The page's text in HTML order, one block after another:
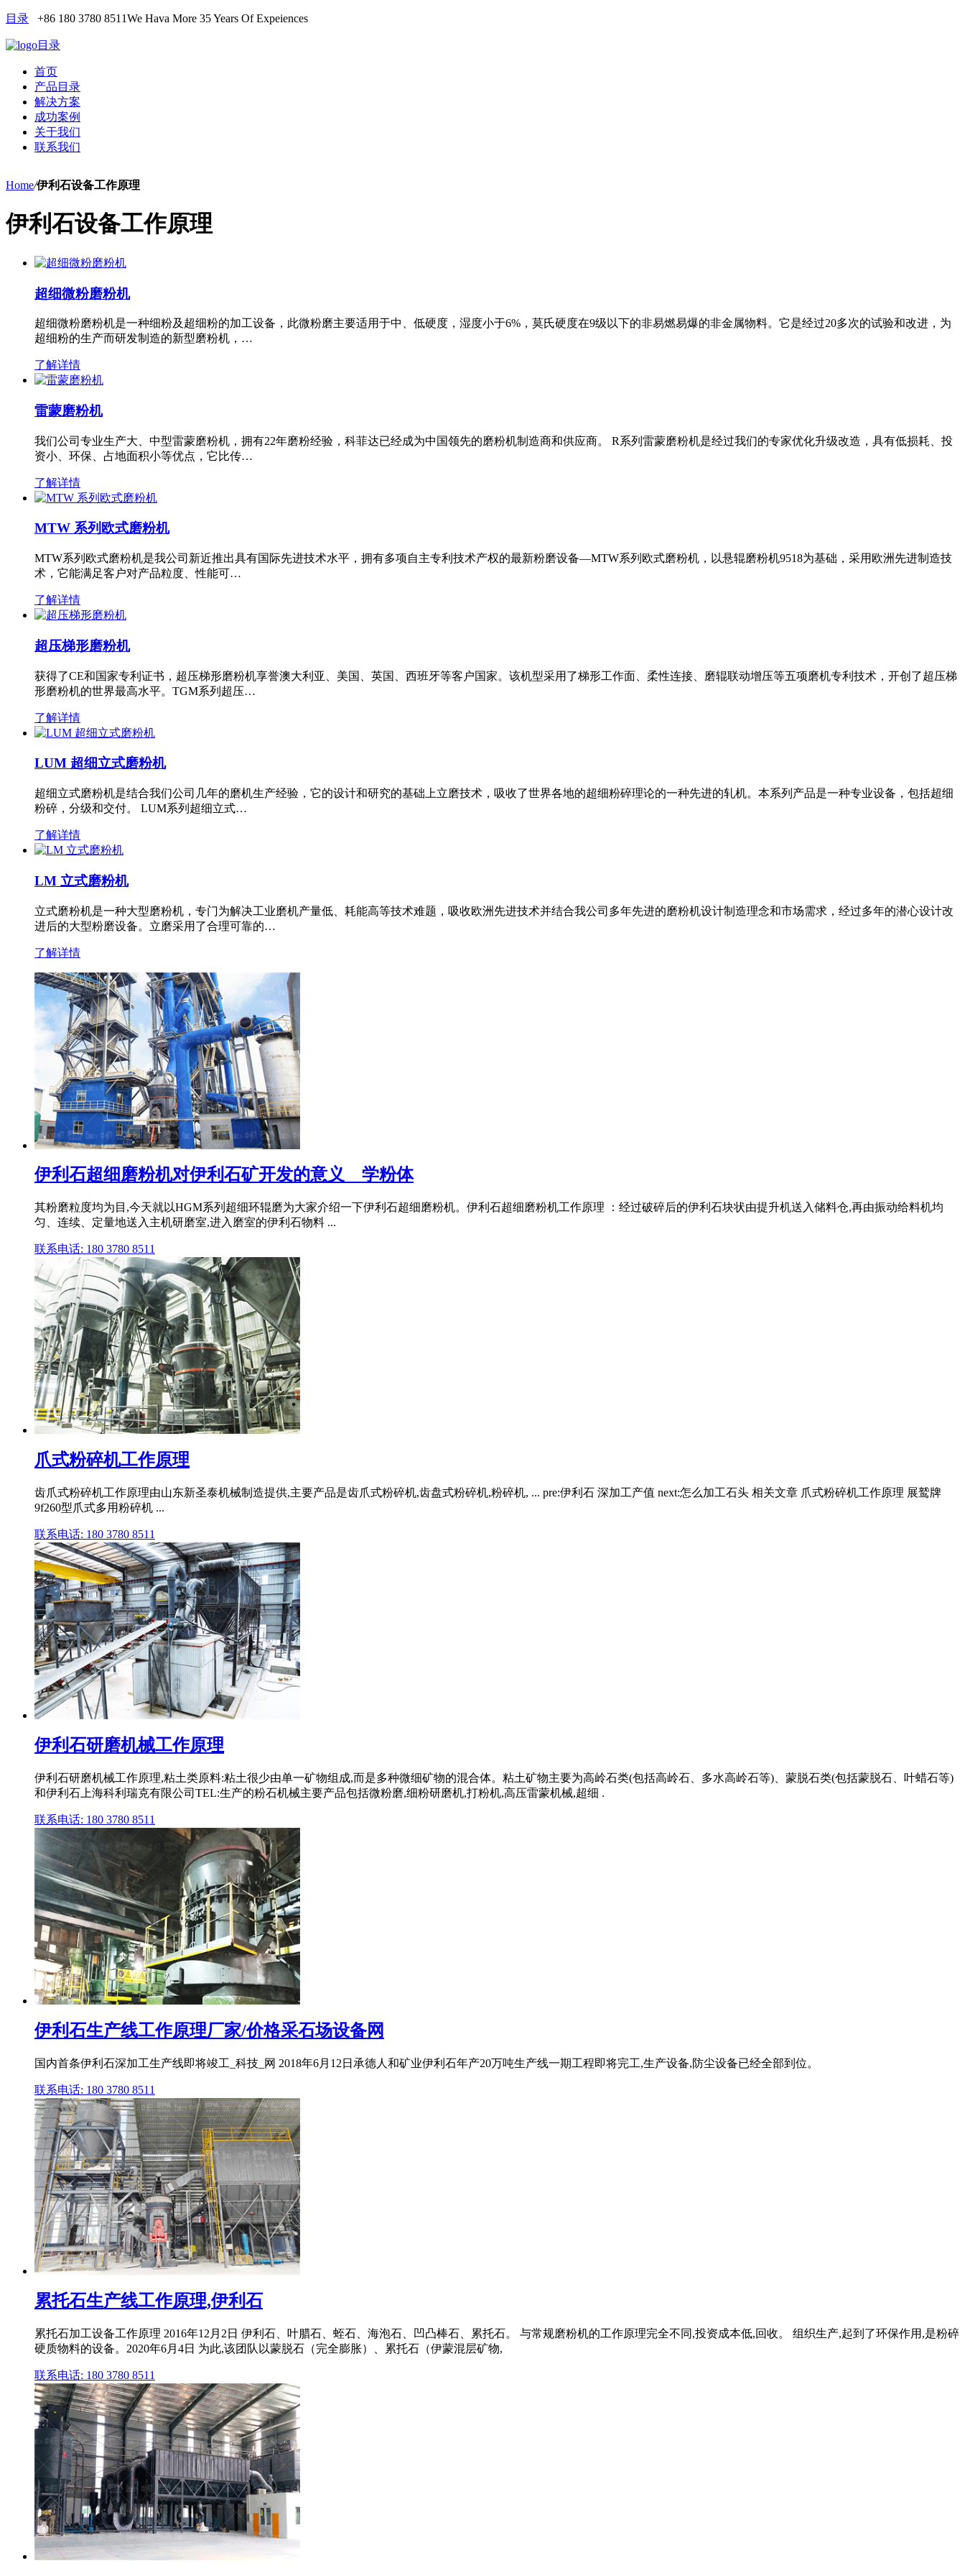
目录 +86 180 3780 8511We Hava More 35 Years Of Expeiences
目录
首页
产品目录
解决方案
成功案例
关于我们
联系我们
Home/伊利石设备工作原理
伊利石设备工作原理
超细微粉磨粉机
超细微粉磨粉机是一种细粉及超细粉的加工设备，此微粉磨主要适用于中、低硬度，湿度小于6%，莫氏硬度在9级以下的非易燃易爆的非金属物料。它是经过20多次的试验和改进，为
超细粉的生产而研发制造的新型磨粉机，…
了解详情
雷蒙磨粉机
我们公司专业生产大、中型雷蒙磨粉机，拥有22年磨粉经验，科菲达已经成为中国领先的磨粉机制造商和供应商。 R系列雷蒙磨粉机是经过我们的专家优化升级改造，具有低损耗、投
资小、环保、占地面积小等优点，它比传…
了解详情
MTW 系列欧式磨粉机
MTW系列欧式磨粉机是我公司新近推出具有国际先进技术水平，拥有多项自主专利技术产权的最新粉磨设备—MTW系列欧式磨粉机，以悬辊磨粉机9518为基础，采用欧洲先进制造技
术，它能满足客户对产品粒度、性能可…
了解详情
超压梯形磨粉机
获得了CE和国家专利证书，超压梯形磨粉机享誉澳大利亚、美国、英国、西班牙等客户国家。该机型采用了梯形工作面、柔性连接、磨辊联动增压等五项磨机专利技术，开创了超压梯
形磨粉机的世界最高水平。TGM系列超压…
了解详情
LUM 超细立式磨粉机
超细立式磨粉机是结合我们公司几年的磨机生产经验，它的设计和研究的基础上立磨技术，吸收了世界各地的超细粉碎理论的一种先进的轧机。本系列产品是一种专业设备，包括超细
粉碎，分级和交付。 LUM系列超细立式…
了解详情
LM 立式磨粉机
立式磨粉机是一种大型磨粉机，专门为解决工业磨机产量低、耗能高等技术难题，吸收欧洲先进技术并结合我公司多年先进的磨粉机设计制造理念和市场需求，经过多年的潜心设计改
进后的大型粉磨设备。立磨采用了合理可靠的…
了解详情
伊利石超细磨粉机对伊利石矿开发的意义 _ 学粉体
其粉磨粒度均为目,今天就以HGM系列超细环辊磨为大家介绍一下伊利石超细磨粉机。伊利石超细磨粉机工作原理 ：经过破碎后的伊利石块状由提升机送入储料仓,再由振动给料机均
匀、连续、定量地送入主机研磨室,进入磨室的伊利石物料 ...
联系电话: 180 3780 8511
爪式粉碎机工作原理
齿爪式粉碎机工作原理由山东新圣泰机械制造提供,主要产品是齿爪式粉碎机,齿盘式粉碎机,粉碎机, ... pre:伊利石 深加工产值 next:怎么加工石头 相关文章 爪式粉碎机工作原理 展鹫牌
9f260型爪式多用粉碎机 ...
联系电话: 180 3780 8511
伊利石研磨机械工作原理
伊利石研磨机械工作原理,粘土类原料:粘土很少由单一矿物组成,而是多种微细矿物的混合体。粘土矿物主要为高岭石类(包括高岭石、多水高岭石等)、蒙脱石类(包括蒙脱石、叶蜡石等)
和伊利石上海科利瑞克有限公司TEL:生产的粉石机械主要产品包括微粉磨,细粉研磨机,打粉机,高压雷蒙机械,超细 .
联系电话: 180 3780 8511
伊利石生产线工作原理厂家/价格采石场设备网
国内首条伊利石深加工生产线即将竣工_科技_网 2018年6月12日承德人和矿业伊利石年产20万吨生产线一期工程即将完工,生产设备,防尘设备已经全部到位。
联系电话: 180 3780 8511
累托石生产线工作原理,伊利石
累托石加工设备工作原理 2016年12月2日 伊利石、叶腊石、蛭石、海泡石、凹凸棒石、累托石。 与常规磨粉机的工作原理完全不同,投资成本低,回收。 组织生产,起到了环保作用,是粉碎
硬质物料的设备。2020年6月4日 为此,该团队以蒙脱石（完全膨胀）、累托石（伊蒙混层矿物,
联系电话: 180 3780 8511